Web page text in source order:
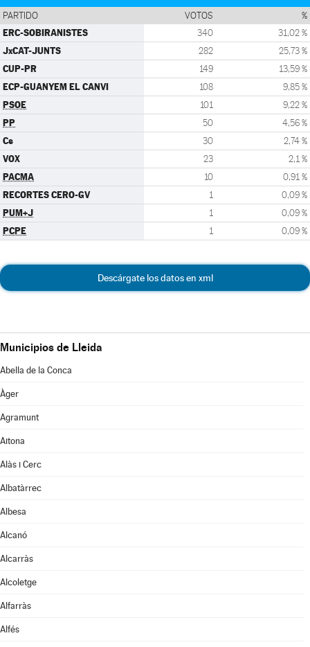
PARTIDO VOTOS %
ERC-SOBIRANISTES 340 31,02 %
JxCAT-JUNTS 282 25,73 %
CUP-PR 149 13,59 %
ECP-GUANYEM EL CANVI 108 9,85 %
PSOE 101 9,22 %
PP 50 4,56 %
Cs 30 2,74 %
VOX 23 2,1 %
PACMA 10 0,91 %
RECORTES CERO-GV 1 0,09 %
PUM+J 1 0,09 %
PCPE 1 0,09 %
Descárgate los datos en xml
Municipios de Lleida
Abella de la Conca
Àger
Agramunt
Aitona
Alàs i Cerc
Albatàrrec
Albesa
Alcanó
Alcarràs
Alcoletge
Alfarràs
Alfés